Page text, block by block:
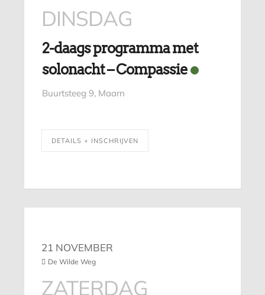
DINSDAG
2-daags programma met
solonacht – Compassie
Buurtsteeg 9, Maarn
DETAILS + INSCHRIJVEN
21 NOVEMBER
De Wilde Weg
ZATERDAG